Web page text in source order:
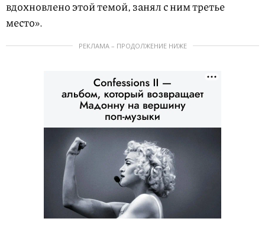
вдохновлено этой темой, занял с ним третье
место».
РЕКЛАМА – ПРОДОЛЖЕНИЕ НИЖЕ